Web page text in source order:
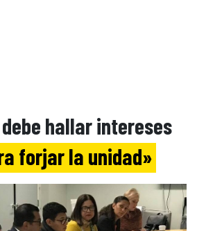
hallar intereses
forjar la unidad»